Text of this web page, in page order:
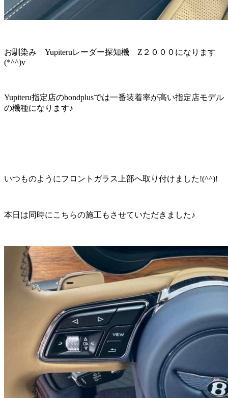
お馴染み Yupiteruレーダー探知機 Z２０００になります
(*^^)v
Yupiteru指定店のbondplusでは一番装着率が高い指定店モデル
の機種になります♪
いつものようにフロントガラス上部へ取り付けました!(^^)!
本日は同時にこちらの施工もさせていただきました♪